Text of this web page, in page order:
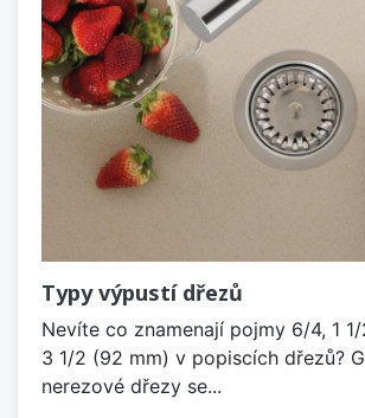
Typy výpustí dřezů
Nevíte co znamenají pojmy 6/4, 1
3 1/2 (92 mm) v popiscích dřezů?
nerezové dřezy se...